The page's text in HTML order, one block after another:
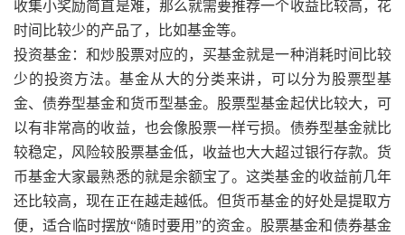
收集小奖励简直是难，那么就需要推荐一个收益比较高，花
时间比较少的产品了，比如基金等。
投资基金：和炒股票对应的，买基金就是一种消耗时间比较
少的投资方法。基金从大的分类来讲，可以分为股票型基
金、债券型基金和货币型基金。股票型基金起伏比较大，可
以有非常高的收益，也会像股票一样亏损。债券型基金就比
较稳定，风险较股票基金低，收益也大大超过银行存款。货
币基金大家最熟悉的就是余额宝了。这类基金的收益前几年
还比较高，现在正在越走越低。但货币基金的好处是提取方
便，适合临时摆放“随时要用”的资金。股票基金和债券基金